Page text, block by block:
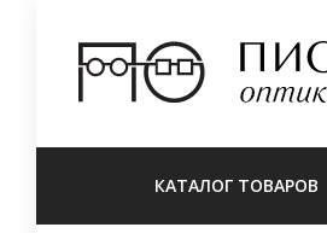
КАТАЛОГ ТОВАРОВ